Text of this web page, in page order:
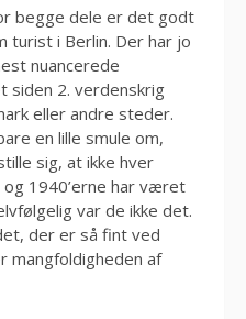
begge dele er det godt
turist i Berlin. Der har jo
nuancerede
siden 2. verdenskrig
eller andre steder.
en lille smule om,
sig, at ikke hver
1940’erne har været
var de ikke det.
der er så fint ved
mangfoldigheden af